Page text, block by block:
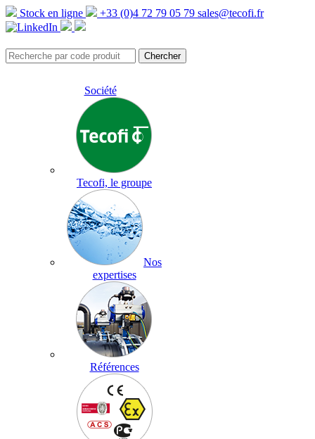
Stock en ligne +33 (0)4 72 79 05 79 sales@tecofi.fr
Société
Tecofi, le groupe
Nos
expertises
Références